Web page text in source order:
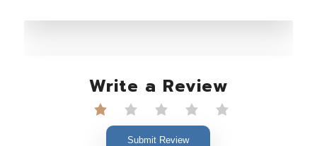
Write a Review
Submit Review